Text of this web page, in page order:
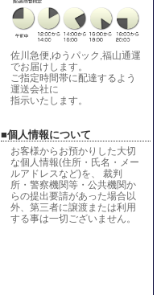
佐川急便,ゆうパック,福山通運
でお届けします。
ご指定時間帯に配達するよう
運送会社に
指示いたします。
■個人情報について
お客様からお預かりした大切
な個人情報(住所・氏名・メー
ルアドレスなど)を、 裁判
所・警察機関等・公共機関か
らの提出要請があった場合以
外、第三者に譲渡または利用
する事は一切ございません。